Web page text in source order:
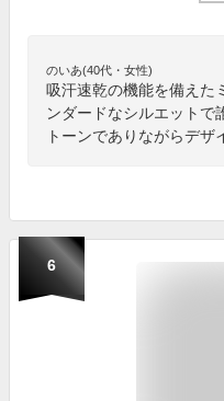
のいあ(40代・女性)
吸汗速乾の機能を備えた
ンダードなシルエットで
トーンでありながらデザ
6